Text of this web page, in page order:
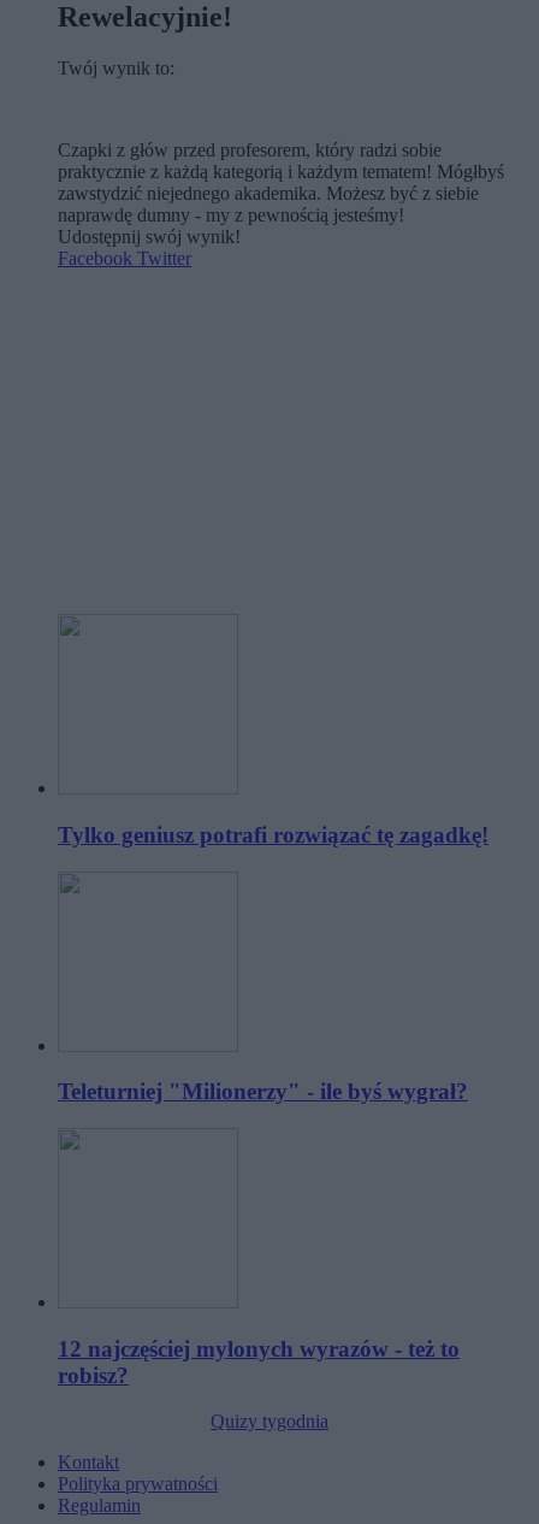
Rewelacyjnie!
Twój wynik to:
Czapki z głów przed profesorem, który radzi sobie
praktycznie z każdą kategorią i każdym tematem! Mógłbyś
zawstydzić niejednego akademika. Możesz być z siebie
naprawdę dumny - my z pewnością jesteśmy!
Udostępnij swój wynik!
Facebook Twitter
Tylko geniusz potrafi rozwiązać tę zagadkę!
Teleturniej "Milionerzy" - ile byś wygrał?
12 najczęściej mylonych wyrazów - też to
robisz?
Quizy tygodnia
Kontakt
Polityka prywatności
Regulamin